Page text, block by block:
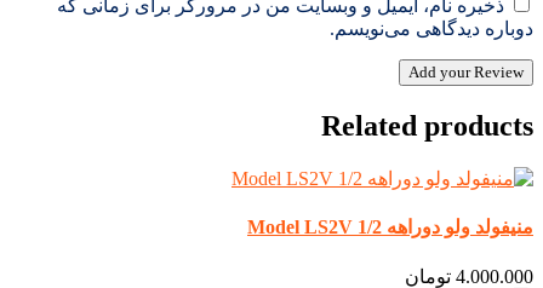
ذخیره نام، ایمیل و وبسایت من در مرورگر برای زمانی که
دوباره دیدگاهی می‌نویسم.
Add your Review
Related products
منیفولد ولو دوراهه 1/2 Model LS2V
4.000.000 تومان